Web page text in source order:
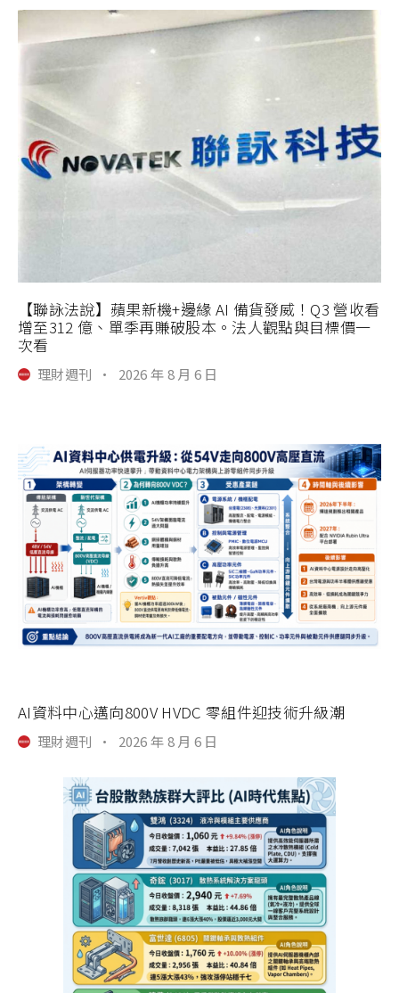
【聯詠法說】蘋果新機+邊緣 AI 備貨發威！Q3 營收看
增至312 億、單季再賺破股本。法人觀點與目標價一
次看
理財週刊 · 2026 年 8 月 6 日
AI資料中心邁向800V HVDC 零組件迎技術升級潮
理財週刊 · 2026 年 8 月 6 日